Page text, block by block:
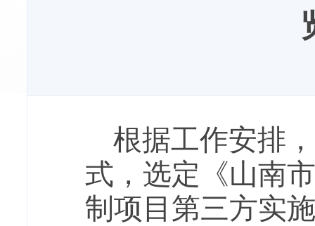
根据工作安排
式，选定《山南
制项目第三方实